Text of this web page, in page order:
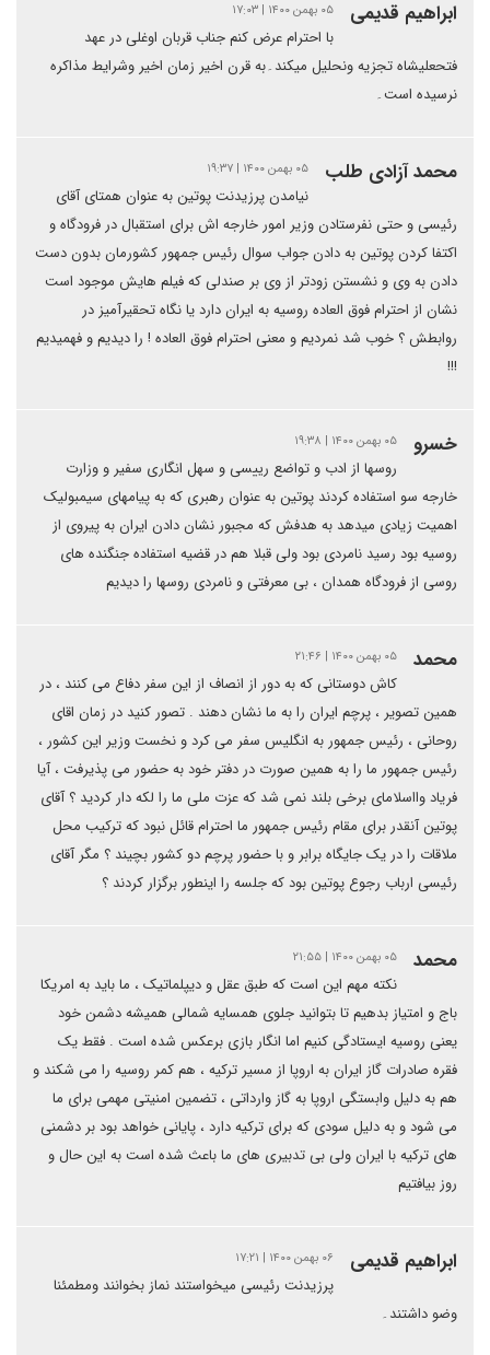
ابراهیم قدیمی ۰۵ بهمن ۱۴۰۰ | ۱۷:۰۳
با احترام عرض کنم جناب قربان اوغلی در عهد
فتحعلیشاه تجزیه ونحلیل میکند۔به قرن اخیر زمان اخیر وشرایط مذاکره
نرسیده است۔
محمد آزادی طلب ۰۵ بهمن ۱۴۰۰ | ۱۹:۳۷
نیامدن پرزیدنت پوتین به عنوان همتای آقای
رئیسی و حتی نفرستادن وزیر امور خارجه اش برای استقبال در فرودگاه و
اکتفا کردن پوتین به دادن جواب سوال رئیس جمهور کشورمان بدون دست
دادن به وی و نشستن زودتر از وی بر صندلی که فیلم هایش موجود است
نشان از احترام فوق العاده روسیه به ایران دارد یا نگاه تحقیرآمیز در
روابطش ؟ خوب شد نمردیم و معنی احترام فوق العاده ! را دیدیم و فهمیدیم
!!!
خسرو ۰۵ بهمن ۱۴۰۰ | ۱۹:۳۸
روسها از ادب و تواضع رییسی و سهل انگاری سفیر و وزارت
خارجه سو استفاده کردند پوتین به عنوان رهبری که به پیامهای سیمبولیک
اهمیت زیادی میدهد به هدفش که مجبور نشان دادن ایران به پیروی از
روسیه بود رسید نامردی بود ولی قبلا هم در قضیه استفاده جنگنده های
روسی از فرودگاه همدان ، بی معرفتی و نامردی روسها را دیدیم
محمد ۰۵ بهمن ۱۴۰۰ | ۲۱:۴۶
کاش دوستانی که به دور از انصاف از این سفر دفاع می کنند ، در
همین تصویر ، پرچم ایران را به ما نشان دهند . تصور کنید در زمان اقای
روحانی ، رئیس جمهور به انگلیس سفر می کرد و نخست وزیر این کشور ،
رئیس جمهور ما را به همین صورت در دفتر خود به حضور می پذیرفت ، آیا
فریاد وااسلامای برخی بلند نمی شد که عزت ملی ما را لکه دار کردید ؟ آقای
پوتین آنقدر برای مقام رئیس جمهور ما احترام قائل نبود که ترکیب محل
ملاقات را در یک جایگاه برابر و با حضور پرچم دو کشور بچیند ؟ مگر آقای
رئیسی ارباب رجوع پوتین بود که جلسه را اینطور برگزار کردند ؟
محمد ۰۵ بهمن ۱۴۰۰ | ۲۱:۵۵
نکته مهم این است که طبق عقل و دیپلماتیک ، ما باید به امریکا
باج و امتیاز بدهیم تا بتوانید جلوی همسایه شمالی همیشه دشمن خود
یعنی روسیه ایستادگی کنیم اما انگار بازی برعکس شده است . فقط یک
فقره صادرات گاز ایران به اروپا از مسیر ترکیه ، هم کمر روسیه را می شکند و
هم به دلیل وابستگی اروپا به گاز وارداتی ، تضمین امنیتی مهمی برای ما
می شود و به دلیل سودی که برای ترکیه دارد ، پایانی خواهد بود بر دشمنی
های ترکیه با ایران ولی بی تدبیری های ما باعث شده است به این حال و
روز بیافتیم
ابراهیم قدیمی ۰۶ بهمن ۱۴۰۰ | ۱۷:۲۱
پرزیدنت رئیسی میخواستند نماز بخوانند ومطمئنا
وضو داشتند۔